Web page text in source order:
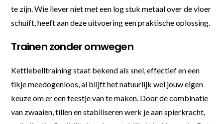
te zijn. Wie liever niet met een log stuk metaal over de vloer
schuift, heeft aan deze uitvoering een praktische oplossing.
Trainen zonder omwegen
Kettlebelltraining staat bekend als snel, effectief en een
tikje meedogenloos, al blijft het natuurlijk wel jouw eigen
keuze om er een feestje van te maken. Door de combinatie
van zwaaien, tillen en stabiliseren werk je aan spierkracht,